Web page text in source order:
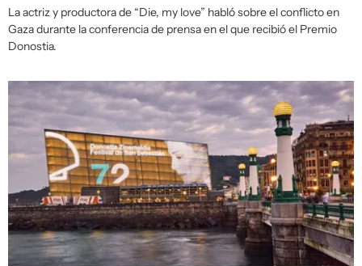
La actriz y productora de “Die, my love” habló sobre el conflicto en
Gaza durante la conferencia de prensa en el que recibió el Premio
Donostia.